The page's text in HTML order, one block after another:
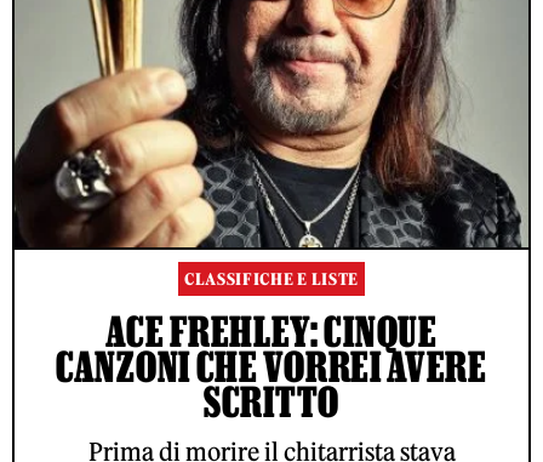
CLASSIFICHE E LISTE
ACE FREHLEY: CINQUE
CANZONI CHE VORREI AVERE
SCRITTO
Prima di morire il chitarrista stava